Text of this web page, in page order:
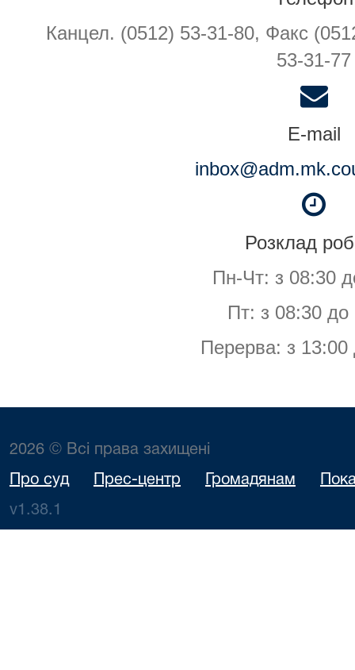
Канцел. (0512) 53-31-80, Факс
53-31-77
E-mail
Розклад
Пн-Чт: з 08:30
Пт: з 08:30 до
Перерва: з 13:00
2026 © Всі права захищені
Про суд Прес-центр Громадянам
v1.38.1